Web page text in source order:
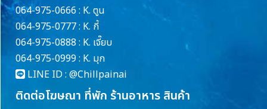
064-975-0666 : K. ตูน
064-975-0777 : K. กี้
064-975-0888 : K. เจี๊ยบ
064-975-0999 : K. มุก
LINE ID : @Chillpainai
ติดต่อโฆษณา ที่พัก ร้านอาหาร สินค้า